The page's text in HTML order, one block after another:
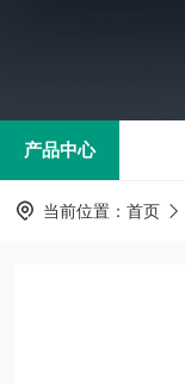
产品中心
当前位置： 首页